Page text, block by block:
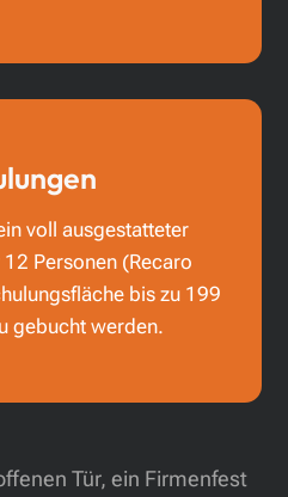
voll ausgestatteter
Personen (Recaro
bis zu 199
gebucht werden.
Tür, ein Firmenfest